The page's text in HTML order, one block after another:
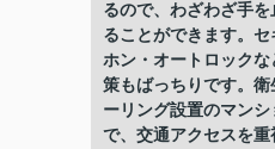
るので、わざわざ手
ることができます。
ホン・オートロック
策もばっちりです。
ーリング設置のマン
で、交通アクセスを